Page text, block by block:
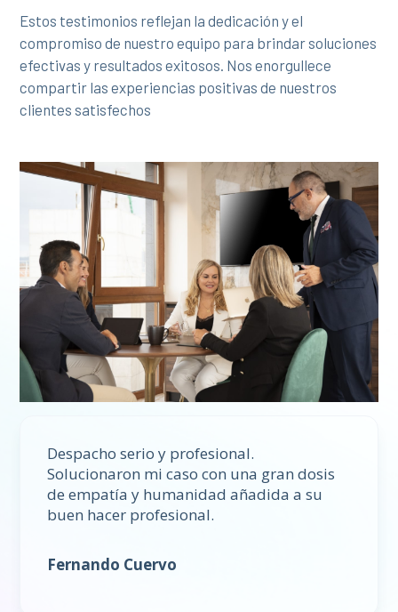
Estos testimonios reflejan la dedicación y el
compromiso de nuestro equipo para brindar soluciones
efectivas y resultados exitosos. Nos enorgullece
compartir las experiencias positivas de nuestros
clientes satisfechos
Despacho serio y profesional.
Solucionaron mi caso con una gran dosis
de empatía y humanidad añadida a su
buen hacer profesional.
Fernando Cuervo